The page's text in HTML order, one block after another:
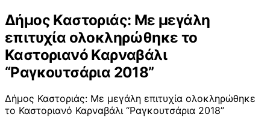
Δήμος Καστοριάς: Με μεγάλη
επιτυχία ολοκληρώθηκε το
Καστοριανό Καρναβάλι
“Ραγκουτσάρια 2018”
Δήμος Καστοριάς: Με μεγάλη επιτυχία ολοκληρώθηκε
το Καστοριανό Καρναβάλι “Ραγκουτσάρια 2018”